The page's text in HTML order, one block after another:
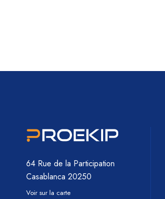
64 Rue de la Participation
Casablanca 20250
Voir sur la carte